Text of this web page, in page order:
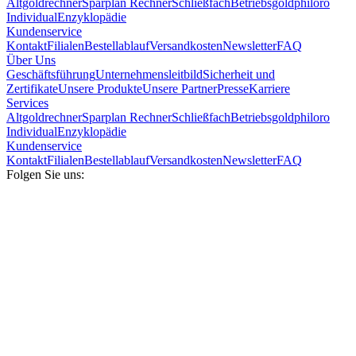
AltgoldrechnerSparplan RechnerSchließfachBetriebsgoldphiloro
IndividualEnzyklopädie
Kundenservice
KontaktFilialenBestellablaufVersandkostenNewsletterFAQ
Über Uns
GeschäftsführungUnternehmensleitbildSicherheit und
ZertifikateUnsere ProdukteUnsere PartnerPresseKarriere
Services
AltgoldrechnerSparplan RechnerSchließfachBetriebsgoldphiloro
IndividualEnzyklopädie
Kundenservice
KontaktFilialenBestellablaufVersandkostenNewsletterFAQ
Folgen Sie uns: